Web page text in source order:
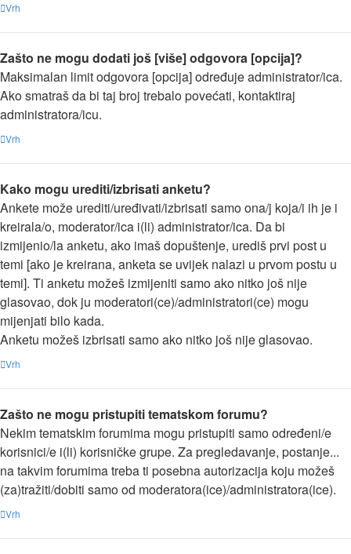
Vrh
Zašto ne mogu dodati još [više] odgovora [opcija]?
Maksimalan limit odgovora [opcija] određuje administrator/ica.
Ako smatraš da bi taj broj trebalo povećati, kontaktiraj
administratora/icu.
Vrh
Kako mogu urediti/izbrisati anketu?
Ankete može urediti/uređivati/izbrisati samo ona/j koja/i ih je i
kreirala/o, moderator/ica i(li) administrator/ica. Da bi
izmijenio/la anketu, ako imaš dopuštenje, urediš prvi post u
temi [ako je kreirana, anketa se uvijek nalazi u prvom postu u
temi]. Ti anketu možeš izmijeniti samo ako nitko još nije
glasovao, dok ju moderatori(ce)/administratori(ce) mogu
mijenjati bilo kada.
Anketu možeš izbrisati samo ako nitko još nije glasovao.
Vrh
Zašto ne mogu pristupiti tematskom forumu?
Nekim tematskim forumima mogu pristupiti samo određeni/e
korisnici/e i(li) korisničke grupe. Za pregledavanje, postanje...
na takvim forumima treba ti posebna autorizacija koju možeš
(za)tražiti/dobiti samo od moderatora(ice)/administratora(ice).
Vrh